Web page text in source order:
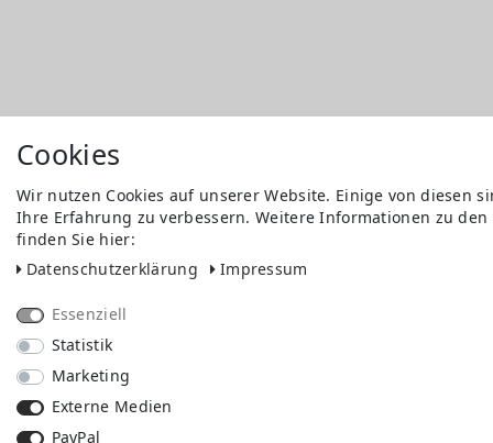
Cookies
Wir nutzen Cookies auf unserer Website. Einige von diesen
Ihre Erfahrung zu verbessern. Weitere Informationen zu
finden Sie hier:
Daten­schutz­erklärung
Impressum
Essenziell
Statistik
Marketing
Externe Medien
PayPal